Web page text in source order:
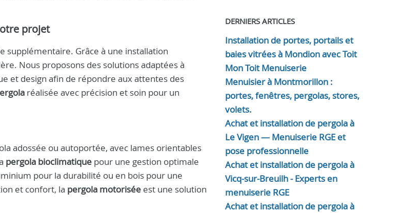
projet
supplémentaire. Grâce à une installation
Nous proposons des solutions adaptées à
et design afin de répondre aux attentes des
réalisée avec précision et soin pour un
adossée ou autoportée, avec lames orientables
pergola bioclimatique pour une gestion optimale
pour la durabilité ou en bois pour une
et confort, la pergola motorisée est une solution
DERNIERS ARTICLES
Installation de portes, portails et
baies vitrées à Mondion avec Toit
Mon Toit Menuiserie
Menuisier à Montmorillon :
portes, fenêtres, pergolas, stores,
volets.
Achat et installation de pergola à
Le Vigen — Menuiserie RGE et
pose professionnelle
Achat et installation de pergola à
Vicq-sur-Breuilh - Experts en
menuiserie RGE
Achat et installation de pergola à